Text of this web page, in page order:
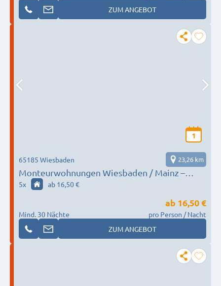
ZUM ANGEBOT
1
Monteurwohnungen Wiesbaden / Mainz –
Küche, WLAN, Parkplatz, Reinigung inklusive
65185 Wiesbaden 23,26 km
5x ab 16,50 €
Mind. 30 Nächte
ab 16,50 €
pro Person / Nacht
ZUM ANGEBOT